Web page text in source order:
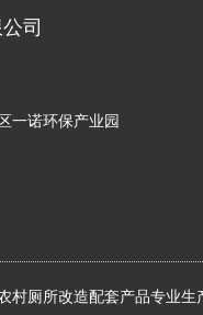
司
一诺环保产业园
村厕所改造配套产品专业生